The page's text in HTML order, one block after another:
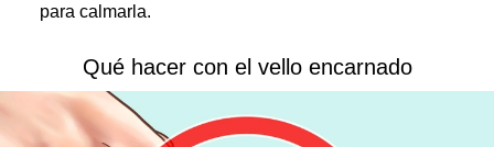
para calmarla.
Qué hacer con el vello encarnado